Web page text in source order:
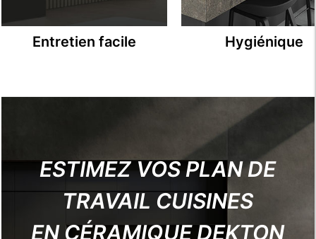
Entretien facile Hygiénique
ESTIMEZ VOS PLAN DE
TRAVAIL CUISINES
EN CÉRAMIQUE DEKTON